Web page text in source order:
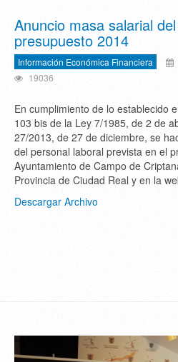
Anuncio masa salarial
presupuesto 2014
Información Económica Financiera
19036
En cumplimiento de lo establecido
103 bis de la Ley 7/1985, de 2 de
27/2013, de 27 de diciembre, se
del personal laboral prevista en el
Ayuntamiento de Campo de
Provincia de Ciudad Real y en la
Descargar Archivo